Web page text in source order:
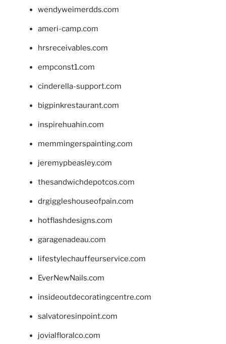
wendyweimerdds.com
ameri-camp.com
hrsreceivables.com
empconst1.com
cinderella-support.com
bigpinkrestaurant.com
inspirehuahin.com
memmingerspainting.com
jeremypbeasley.com
thesandwichdepotcos.com
drgiggleshouseofpain.com
hotflashdesigns.com
garagenadeau.com
lifestylechauffeurservice.com
EverNewNails.com
insideoutdecoratingcentre.com
salvatoresinpoint.com
jovialfloralco.com